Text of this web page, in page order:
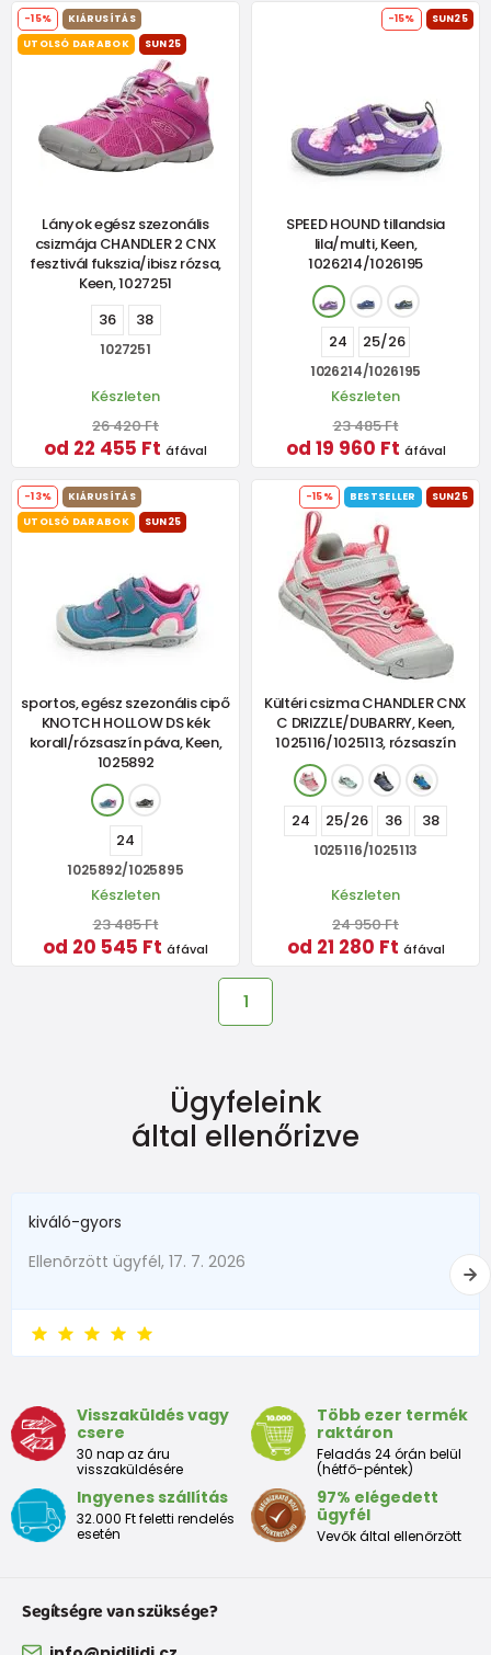
-15%
KIÁRUSÍTÁS
UTOLSÓ DARABOK
SUN25
Lányok egész szezonális
csizmája CHANDLER 2 CNX
fesztivál fukszia/ibisz rózsa,
Keen, 1027251
36
38
1027251
Készleten
26 420 Ft
od 22 455 Ft áfával
-15% SUN25
SPEED HOUND tillandsia
lila/multi, Keen,
1026214/1026195
24 25/26
1026214/1026195
Készleten
23 485 Ft
od 19 960 Ft áfával
-13%
KIÁRUSÍTÁS
UTOLSÓ DARABOK
SUN25
sportos, egész szezonális cipő
KNOTCH HOLLOW DS kék
korall/rózsaszín páva, Keen,
1025892
24
1025892/1025895
Készleten
23 485 Ft
od 20 545 Ft áfával
-15% BESTSELLER SUN25
Kültéri csizma CHANDLER CNX
C DRIZZLE/DUBARRY, Keen,
1025116/1025113, rózsaszín
24 25/26 36 38
1025116/1025113
Készleten
24 950 Ft
od 21 280 Ft áfával
1
Ügyfeleink
által ellenőrizve
kiváló-gyors
Ellenõrzött ügyfél, 17. 7. 2026
Visszaküldés vagy
csere
30 nap az áru
visszaküldésére
Több ezer termék
raktáron
Feladás 24 órán belül
(hétfő-péntek)
Ingyenes szállítás
32.000 Ft feletti rendelés
esetén
97% elégedett
ügyfél
Vevők által ellenőrzött
Segítségre van szüksége?